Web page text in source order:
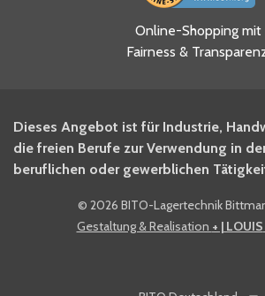
Ja, ich habe die
Datenschutzhinweise
und akzeptiere diese.
BITO Newsletter
Intralogistiker
Ja, ich möchte mich
BITO Shop-
Online-Shopping mit
Fairness &
Dieses Angebot ist für Industrie,
die freien Berufe zur Verwendung in
beruflichen oder gewerblichen
© 2026 BITO-Lagertechnik
Gestaltung & Realisation + | LOUIS